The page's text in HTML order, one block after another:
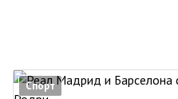
Спорт